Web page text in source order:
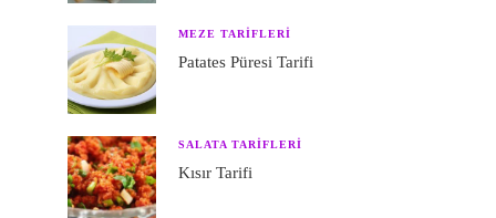
MEZE TARIFLERI
Patates Püresi Tarifi
SALATA TARIFLERI
Kısır Tarifi